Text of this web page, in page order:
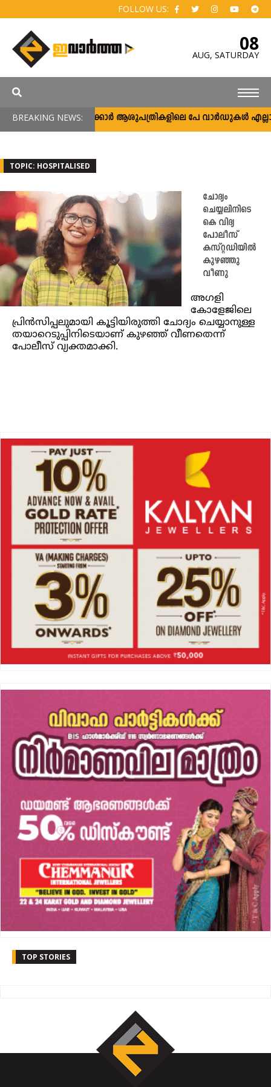
FOLLOW US:
08
AUG, SATURDAY
BREAKING NEWS:സർക്കാർ ആശുപത്രികളിലെ പേ വാർഡുകൾ
TOPIC: HOSPITALISED
ചോദ്യം
ചെയ്യലിനിടെ
കെ വിദ്യ
പോലീസ്
കസ്റ്റഡിയില്‍
കുഴഞ്ഞു
വീണു
അഗളി
കോളേജിലെ
പ്രിന്‍സിപ്പലുമായി കൂട്ടിയിരുത്തി ചോദ്യം ചെയ്യാനുള്ള
തയാറെടുപ്പിനിടെയാണ് കുഴഞ്ഞ് വീണതെന്ന്
പോലീസ് വ്യക്തമാക്കി.
TOP STORIES